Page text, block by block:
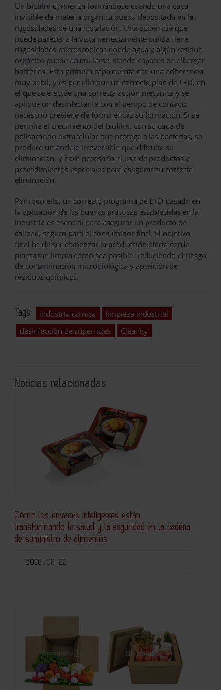
Un biofilm comienza formándose cuando una capa
invisible de materia orgánica queda depositada en las
rugosidades de una instalación. Una superficie que
puede parecer a la vista perfectamente pulida tiene
rugosidades microscópicas donde agua y algún residuo
orgánico puede acumularse, siendo capaces de albergar
bacterias. Esta primera capa cuenta con una adherencia
muy débil, y es por ello que un correcto plan de L+D, en
el que se efectúe una correcta acción mecánica y se
aplique un desinfectante con el tiempo de contacto
necesario previene de forma eficaz su formación. Si se
permite el crecimiento del biofilm, con su capa de
polisacárido extracelular que protege a las bacterias, se
produce un anclaje irreversible que dificulta su
eliminación, y hace necesario el uso de productos y
procedimientos especiales para asegurar su correcta
eliminación.
Por todo ello, un correcto programa de L+D basado en
la aplicación de las buenas prácticas establecidas en la
industria es esencial para asegurar un producto de
calidad, seguro para el consumidor final. El objetivo
final ha de ser comenzar la producción diaria con la
planta tan limpia como sea posible, reduciendo el riesgo
de contaminación microbiológica y aparición de
residuos químicos.
Tags: industria cárnica
limpieza industrial
desinfección de superficies
Cleanity
Noticias relacionadas
Cómo los envases inteligentes están
transformando la salud y la seguridad en la cadena
de suministro de alimentos
2026-06-22